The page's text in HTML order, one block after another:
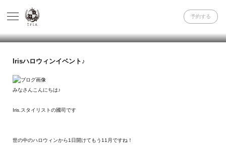
予約する
Irisハロウィンイベント♪
みなさんこんにちは♪
Iris.スタイリストの國司です
世の中のハロウィンから1日開けてもう11月ですね！